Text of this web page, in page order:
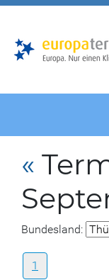
«
Bundesland:
1